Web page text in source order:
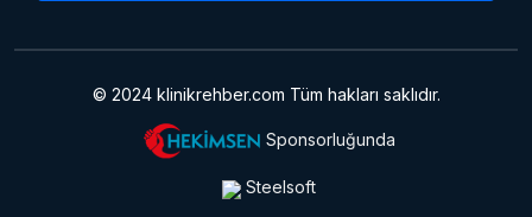
© 2024 klinikrehber.com Tüm hakları saklıdır.
Sponsorluğunda
Steelsoft